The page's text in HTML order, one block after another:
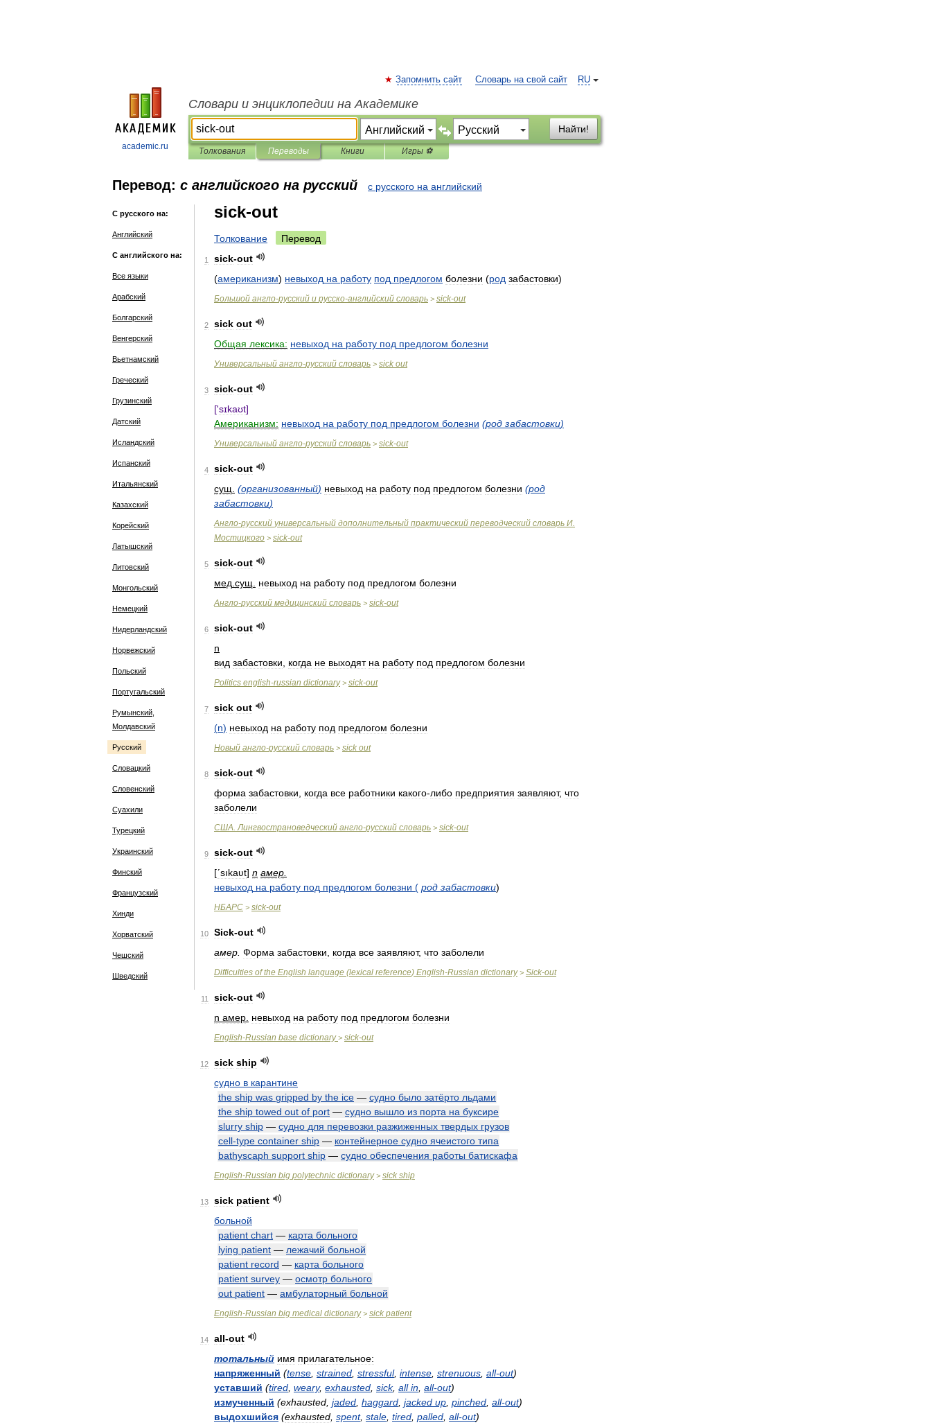
academic.ru
RU
Запомнить сайт Словарь на свой сайт
Словари и энциклопедии на Академике
Найти!
Толкования Переводы Книги Игры ⚽
Перевод: с английского на русский с русского на английский
С русского на:
Английский
С английского на:
Все языки
Арабский
Болгарский
Венгерский
Вьетнамский
Греческий
Грузинский
Датский
Исландский
Испанский
Итальянский
Казахский
Корейский
Латышский
Литовский
Монгольский
Немецкий
Нидерландский
Норвежский
Польский
Португальский
Румынский,
Молдавский
Русский
Словацкий
Словенский
Суахили
Турецкий
Украинский
Финский
Французский
Хинди
Хорватский
Чешский
Шведский
sick-out
Толкование Перевод
1 sick-out
(американизм) невыход на работу под предлогом болезни (род забастовки)
Большой англо-русский и русско-английский словарь > sick-out
2 sick out
Общая лексика: невыход на работу под предлогом болезни
Универсальный англо-русский словарь > sick out
3 sick-out
['sɪkaʊt]
Американизм: невыход на работу под предлогом болезни (род забастовки)
Универсальный англо-русский словарь > sick-out
4 sick-out
сущ (организованный) невыход на работу под предлогом болезни (род
забастовки)
Англо-русский универсальный дополнительный практический переводческий словарь И.
Мостицкого > sick-out
5 sick-out
мед сущ невыход на работу под предлогом болезни
Англо-русский медицинский словарь > sick-out
6 sick-out
n
вид забастовки когда не выходят на работу под предлогом болезни
Politics english-russian dictionary> sick-out
7 sick out
(n) невыход на работу под предлогом болезни
Новый англо-русский словарь > sick out
8 sick-out
форма забастовки когда все работники какого-либо предприятия заявляют, что
заболели
США.Лингвострановедческий англо-русский словарь > sick-out
9 sick-out
[ʹsıkaʋt] n амер
невыход на работу под предлогом болезни ( род забастовки)
НБАРС > sick-out
10 Sick-out
амер Форма забастовки когда все заявляют, что заболели
Difficulties of the English language (lexical reference) English-Russian dictionary> Sick-out
11 sick-out
n амер невыход на работу под предлогом болезни
English-Russian base dictionary > sick-out
12 sick ship
судно в карантине
the ship was gripped by the ice — судно было затёрто льдами
the ship towed out of port — судно вышло из порта на буксире
slurry ship — судно для перевозки разжиженных твердых грузов
cell-type container ship — контейнерное судно ячеистого типа
bathyscaph support ship — судно обеспечения работы батискафа
English-Russian big polytechnic dictionary> sick ship
13 sick patient
больной
patient chart — карта больного
lying patient — лежачий больной
patient record — карта больного
patient survey — осмотр больного
out patient — амбулаторный больной
English-Russian big medical dictionary> sick patient
14 all-out
тотальный имя прилагательное:
напряженный (tense strained stressful, intense strenuous all-out)
уставший (tired weary, exhausted sick, all in all-out)
измученный (exhausted jaded haggard jacked up pinched all-out)
выдохшийся (exhausted spent, stale tired palled all-out)